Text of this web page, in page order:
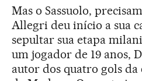
Mas o Sassuolo,
Allegri deu início a sua
sepultar sua etapa
um jogador de 19 anos,
autor dos quatro gols